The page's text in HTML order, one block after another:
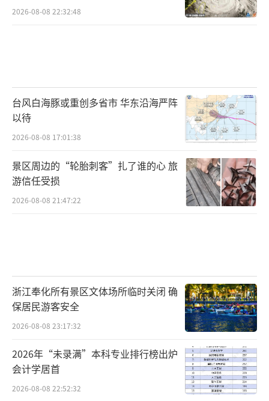
2026-08-08 22:32:48
台风白海豚或重创多省市 华东沿海严阵
以待
2026-08-08 17:01:38
景区周边的“轮胎刺客”扎了谁的心 旅
游信任受损
2026-08-08 21:47:22
浙江奉化所有景区文体场所临时关闭 确
保居民游客安全
2026-08-08 23:17:32
2026年“未录满”本科专业排行榜出炉
会计学居首
2026-08-08 22:52:32